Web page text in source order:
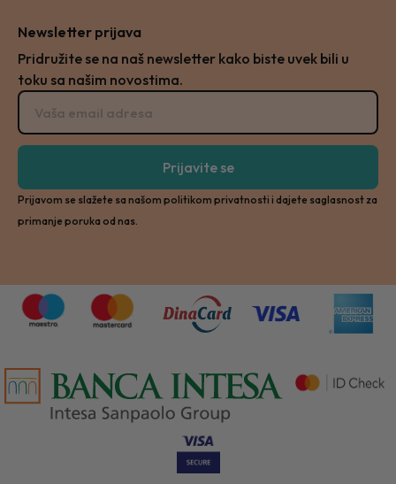
Newsletter prijava
Pridružite se na naš newsletter kako biste uvek bili u
toku sa našim novostima.
Prijavite se
Prijavom se slažete sa našom politikom privatnosti i dajete saglasnost za
primanje poruka od nas.